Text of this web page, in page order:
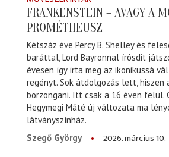
FRANKENSTEIN – AVAGY A
PROMÉTHEUSZ
Kétszáz éve Percy B. Shelley és
baráttal, Lord Bayronnal írósdit
évesen így írta meg az ikonikussá
regényt. Sok átdolgozás lett, hiszen
borzongani. Itt csak a 16 éven felül.
Hegymegi Máté új változata ma
látványszínház.
Szegő György
2026. március 10.